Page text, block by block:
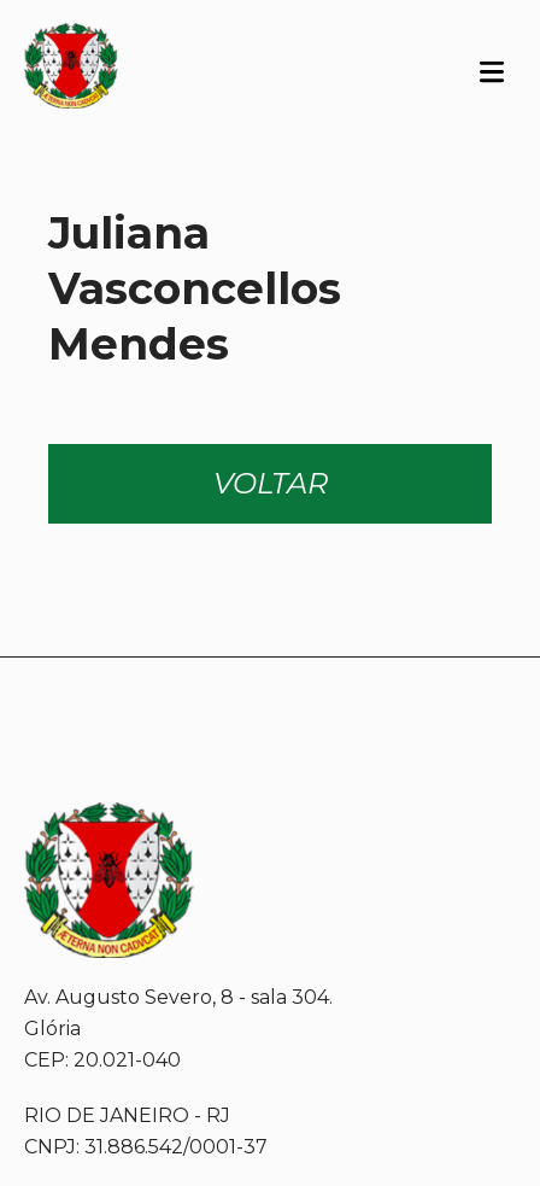
Juliana
Vasconcellos
Mendes
VOLTAR
Av. Augusto Severo, 8 - sala 304.
Glória
CEP: 20.021-040
RIO DE JANEIRO - RJ
CNPJ: 31.886.542/0001-37